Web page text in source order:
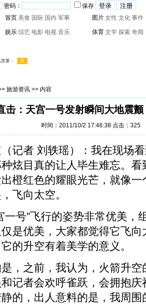
密码：
保存
首页 美食 国际 国内 军事 图片 女性 文化 事件
娱乐 综艺 电影 电视 音乐 体育 文学 探索 奇闻
旅游资讯 >> 内容
击：天宫一号发射瞬间大地震
时间：2011/10/2 17:46:38 点击： 325
记者 刘轶瑶）：我在现场
炫目真的让人毕生难忘。
橙红色的耀眼光芒，就像
飞向太空。
一号”飞行的姿势非常优美，
是优美，大家都觉得它飞
的升空有着美学的意义。
，之前，我认为，火箭升
记者会欢呼雀跃，会拥抱
的，出人意料的是，我周